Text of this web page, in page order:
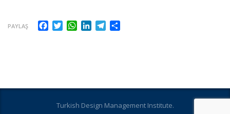
PAYLAŞ Facebook
TwitterWhatsApp
LinkedInTelegram
Turkish Design Management Institute.